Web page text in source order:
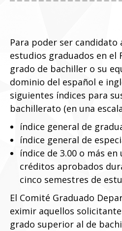
Para poder ser candidato
estudios graduados en el
grado de bachiller o su
dominio del español e
siguientes índices para
bachillerato (en una
índice general de
índice general de
índice de 3.00 o más
créditos aprobados
cinco semestres de
El Comité Graduado
eximir aquellos
grado superior al de